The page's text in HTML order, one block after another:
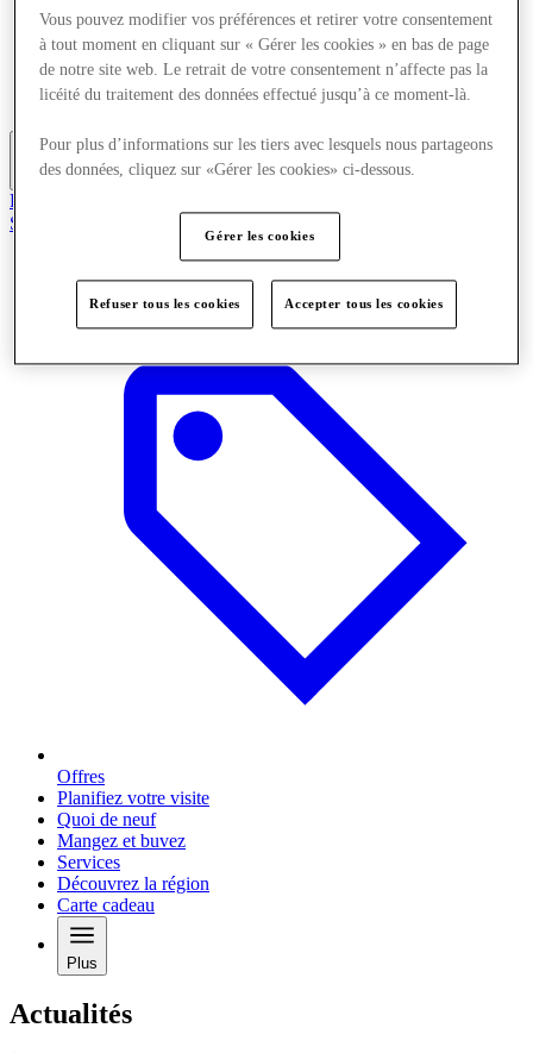
Quoi de neuf
Mangez et buvez
Découvrez la région
Carte cadeau
Plus
Rejoignez le club
Sauvé
Magasins
Offres
Planifiez votre visite
Quoi de neuf
Mangez et buvez
Services
Découvrez la région
Carte cadeau
Plus
Actualités
Vous pouvez modifier vos préférences et retirer votre consentement
à tout moment en cliquant sur « Gérer les cookies » en bas de page
de notre site web. Le retrait de votre consentement n’affecte pas la
licéité du traitement des données effectué jusqu’à ce moment-là.
Pour plus d’informations sur les tiers avec lesquels nous partageons
des données, cliquez sur «Gérer les cookies» ci-dessous.
Gérer les cookies
Refuser tous les cookies Accepter tous les cookies